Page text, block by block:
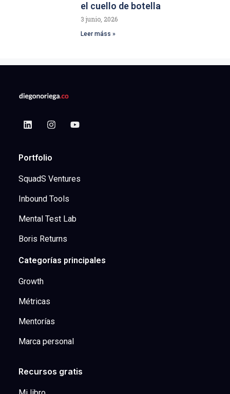
el cuello de botella
3 junio, 2026
Leer máss »
Portfolio
SquadS Ventures
Inbound Tools
Mental Test Lab
Boris Returns
Categorías principales
Growth
Métricas
Mentorías
Marca personal
Recursos gratis